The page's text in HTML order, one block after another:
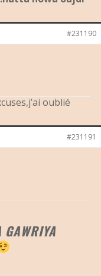
#231190
oublié
#231191